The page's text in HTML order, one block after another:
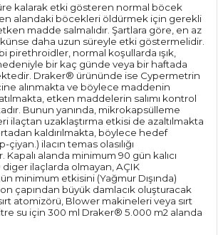
kalarak etki gösteren normal böcek
alandaki böcekleri öldürmek için gerekli
madde salmalıdır. Şartlara göre, en az
daha uzun süreyle etki göstermelidir.
pirethroidler, normal koşullarda ışık,
bir kaç günde veya bir haftada
Draker® ürününde ise Cypermetrin
alınmakta ve böylece maddenin
etken maddelerin salımı kontrol
Bunun yanında, mikrokapsülleme
ilaçtan uzaklaştırma etkisi de azaltılmakta
kaldırılmakta, böylece hedef
ilacın temas olasılığı
alanda minimum 90 gün kalıcı
ilaçlarda olmayan, AÇIK
minimum etkisini (Yağmur Dışında)
çapından büyük damlacık oluşturacak
atomizörü, Blower makineleri veya sırt
su için 300 ml Draker® 5.000 m2 alanda